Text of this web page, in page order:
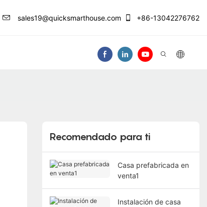
sales19@quicksmarthouse.com +86-13042276762
Contáctenos Video
Recomendado para ti
Casa prefabricada en
venta1
Instalación de casa